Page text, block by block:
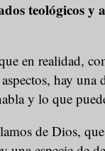
teológicos y
en realidad,
hay una
y lo que
de Dios,